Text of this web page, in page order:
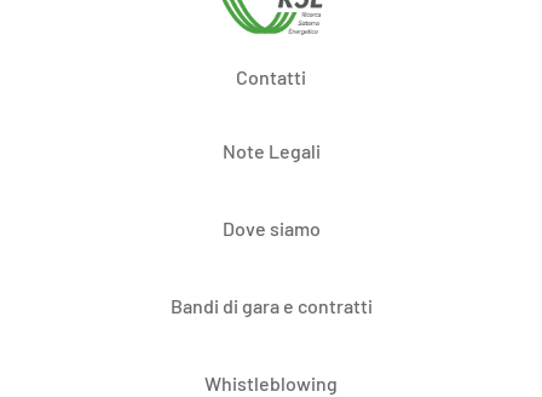
Contatti
Note Legali
Dove siamo
Bandi di gara e contratti
Whistleblowing